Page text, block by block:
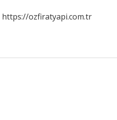
https://ozfiratyapi.com.tr